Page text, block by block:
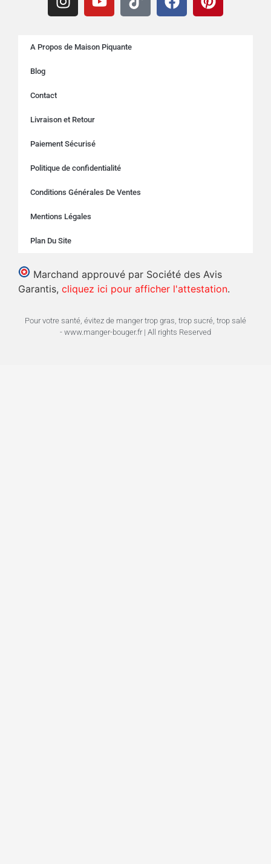
A Propos de Maison Piquante
Blog
Contact
Livraison et Retour
Paiement Sécurisé
Politique de confidentialité
Conditions Générales De Ventes
Mentions Légales
Plan Du Site
Marchand approuvé par Société des Avis
Garantis, cliquez ici pour afficher l'attestation.
Pour votre santé, évitez de manger trop gras, trop sucré, trop salé
- www.manger-bouger.fr | All rights Reserved